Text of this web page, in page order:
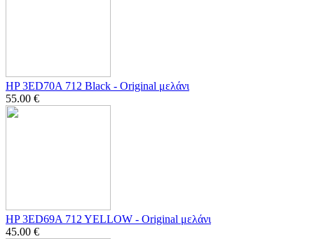
HP 3ED70A 712 Black - Οriginal μελάνι
55.00 €
HP 3ED69A 712 YELLOW - Οriginal μελάνι
45.00 €